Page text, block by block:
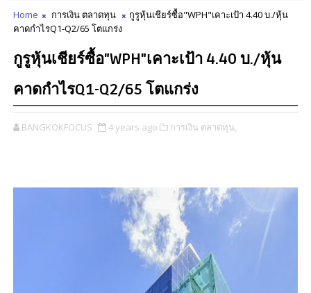
Home การเงิน ตลาดทุน
กูรูหุ้นเชียร์ซื้อ"WPH"เคาะเป้า 4.40 บ./หุ้น
คาดกำไรQ1-Q2/65 โตแกร่ง
กูรูหุ้นเชียร์ซื้อ"WPH"เคาะเป้า 4.40 บ./หุ้น
คาดกำไรQ1-Q2/65 โตแกร่ง
BANGKOKFOCUS 4 years ago การเงิน ตลาดทุน,